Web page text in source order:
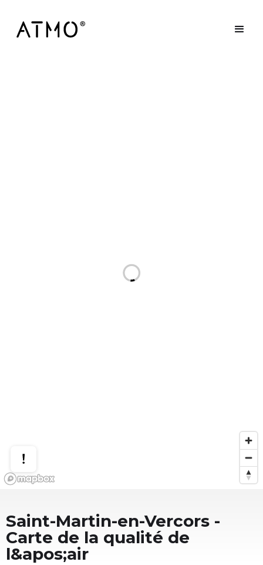
Saint-Martin-en-Vercors -
Carte de la qualité de
l&apos;air